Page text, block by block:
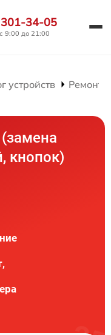
34-05
9:00 до 21:00
устройств Ремонт
кнопок)